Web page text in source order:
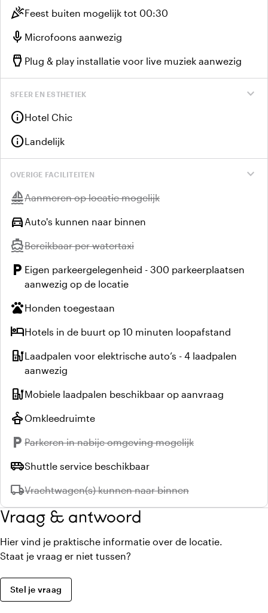
celebrationFeest buiten mogelijk tot 00:30
mic Microfoons aanwezig
settings_input_hdmi Plug & play installatie voor live muziek aanwezig
expand_more
SFEER EN ESTHETIEK
infoHotel Chic
infoLandelijk
expand_more
OVERIGE FACILITEITEN
sailingNiet beschikbaar:
Aanmeren op locatie mogelijk
directions_car Auto's kunnen naar binnen
directions_boatNiet beschikbaar:
Bereikbaar per watertaxi
local_parking Eigen parkeergelegenheid - 300 parkeerplaatsen
aanwezig op de locatie
petsHonden toegestaan
hotelHotels in de buurt op 10 minuten loopafstand
ev_stationLaadpalen voor elektrische auto’s - 4 laadpalen
aanwezig
ev_stationMobiele laadpalen beschikbaar op aanvraag
styler Omkleedruimte
local_parking Niet beschikbaar:
Parkeren in nabije omgeving mogelijk
airport_shuttleShuttle service beschikbaar
local_shippingNiet beschikbaar:
Vrachtwagen(s) kunnen naar binnen
Vraag & antwoord
Hier vind je praktische informatie over de locatie.
Staat je vraag er niet tussen?
Stel je vraag